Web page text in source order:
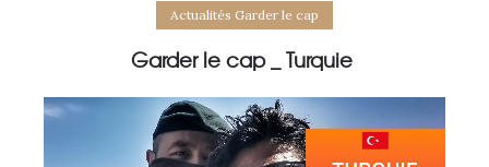
Actualités Garder le cap
Garder le cap _ Turquie